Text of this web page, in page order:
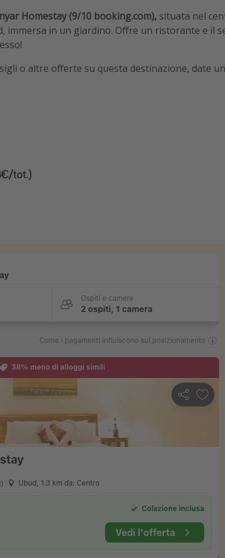
Homestay (9/10 booking.com), situata nel
immersa in un giardino. Offre un ristorante e il
o altre offerte su questa destinazione, date
tot.)